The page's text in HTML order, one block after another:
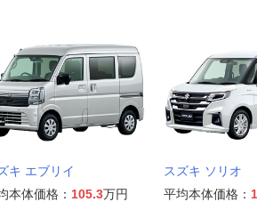
キ エブリイ
本体価格： 105.3万円
スズキ ソリオ
平均本体価格：